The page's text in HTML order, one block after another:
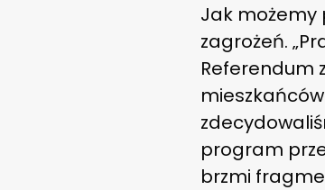
Jak możemy
zagrożeń.
Referendum
program
brzmi